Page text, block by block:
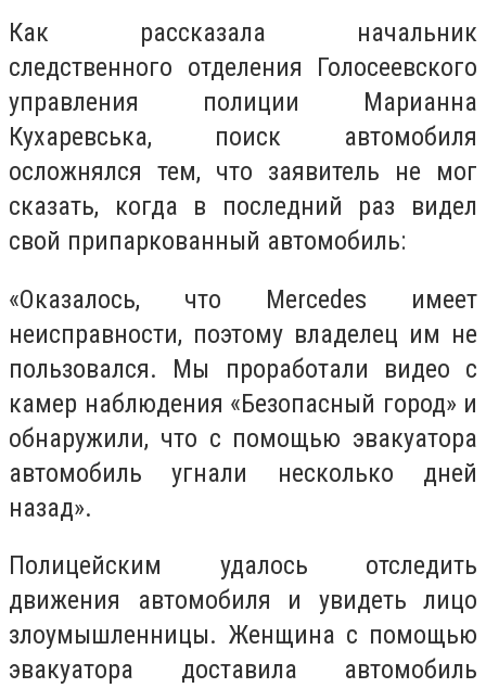
Как рассказала начальник
следственного отделения Голосеевского
управления полиции Марианна
Кухаревська, поиск автомобиля
осложнялся тем, что заявитель не мог
сказать, когда в последний раз видел
свой припаркованный автомобиль:
«Оказалось, что Mercedes имеет
неисправности, поэтому владелец им не
пользовался. Мы проработали видео с
камер наблюдения «Безопасный город» и
обнаружили, что с помощью эвакуатора
автомобиль угнали несколько дней
назад».
Полицейским удалось отследить
движения автомобиля и увидеть лицо
злоумышленницы. Женщина с помощью
эвакуатора доставила автомобиль